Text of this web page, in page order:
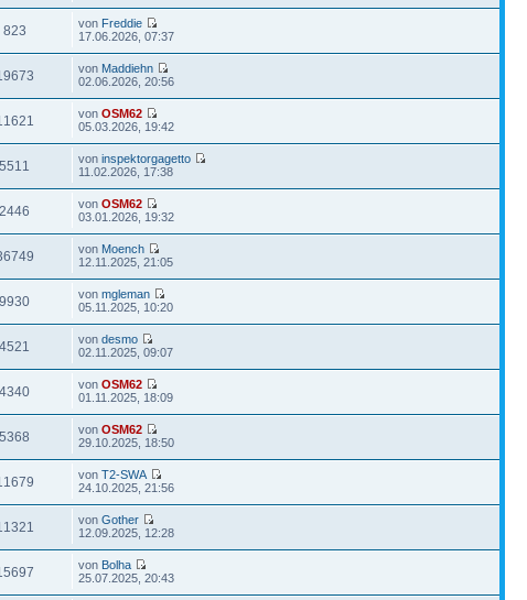
823 von Freddie
17.06.2026, 07:37
von Maddiehn
02.06.2026, 20:56
vonOSM62
05.03.2026, 19:42
5511 voninspektorgagetto
11.02.2026, 17:38
2446 vonOSM62
03.01.2026, 19:32
von Moench
12.11.2025, 21:05
9930 vonmgleman
05.11.2025, 10:20
4521 vondesmo
02.11.2025, 09:07
4340 vonOSM62
01.11.2025, 18:09
5368 vonOSM62
29.10.2025, 18:50
vonT2-SWA
24.10.2025, 21:56
vonGother
12.09.2025, 12:28
von Bolha
25.07.2025, 20:43